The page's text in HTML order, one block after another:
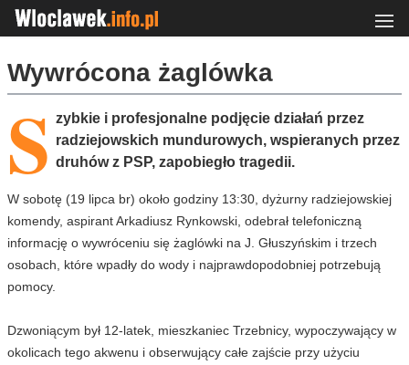
Wywrócona żaglówka
S zybkie i profesjonalne podjęcie działań przez
radziejowskich mundurowych, wspieranych przez
druhów z PSP, zapobiegło tragedii.
W sobotę (19 lipca br) około godziny 13:30, dyżurny radziejowskiej
komendy, aspirant Arkadiusz Rynkowski, odebrał telefoniczną
informację o wywróceniu się żaglówki na J. Głuszyńskim i trzech
osobach, które wpadły do wody i najprawdopodobniej potrzebują
pomocy.
Dzwoniącym był 12-latek, mieszkaniec Trzebnicy, wypoczywający w
okolicach tego akwenu i obserwujący całe zajście przy użyciu